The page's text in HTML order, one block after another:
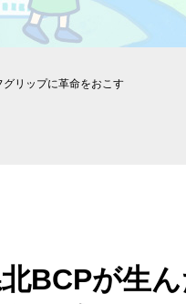
グリップに革命をおこす
BCPが生